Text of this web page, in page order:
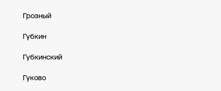
Грозный
Губкин
Губкинский
Гуково